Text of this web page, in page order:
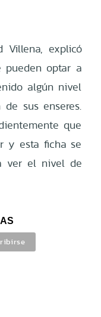
Villena, explicó
pueden optar a
algún nivel
sus enseres.
que
y esta ficha se
ver el nivel de